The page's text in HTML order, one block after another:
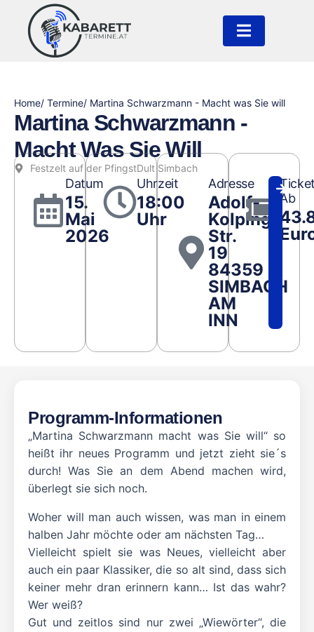
Home/ Termine/ Martina Schwarzmann - Macht was Sie will
Martina Schwarzmann -
Macht Was Sie Will
Festzelt auf der PfingstDult Simbach
Datum
15.
Mai
2026
Uhrzeit
18:00
Uhr
Adresse
Adolf-
Kolping
Str.
19
84359
SIMBACH
AM
INN
Ab
Programm-Informationen
„Martina Schwarzmann macht was Sie will“ so
heißt ihr neues Programm und jetzt zieht sie´s
durch! Was Sie an dem Abend machen wird,
überlegt sie sich noch.
Woher will man auch wissen, was man in einem
halben Jahr möchte oder am nächsten Tag…
Vielleicht spielt sie was Neues, vielleicht aber
auch ein paar Klassiker, die so alt sind, dass sich
keiner mehr dran erinnern kann… Ist das wahr?
Wer weiß?
Gut und zeitlos sind nur zwei „Wiewörter“, die